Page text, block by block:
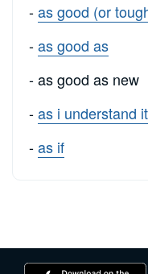
-as good (or
-as good as
- as good as new
-as i understand it
-as if